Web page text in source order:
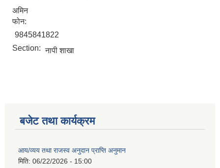
अमिन
फोन:
9845841822
Section: नापी शाखा
बजेट तथा कार्यक्रम
आय/व्यय तथा राजस्व अनुदान प्राप्ति अनुमान
मिति: 06/22/2026 - 15:00